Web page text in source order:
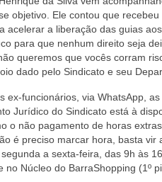
objetivo. Ele contou que
acelerar a liberação das guias
para que nenhum direito seja
queremos que vocês corram
dado pelo Sindicato e seu
ex-funcionários, via WhatsApp,
Jurídico do Sindicato está à
o não pagamento de horas
é preciso marcar hora, basta
a sexta-feira, das 9h às
Núcleo do BarraShopping (1º